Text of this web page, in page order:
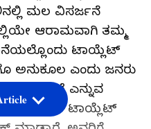
ಮಲ ವಿಸರ್ಜನೆ
ಆರಾಮವಾಗಿ ತಮ್ಮ
ಟಾಯ್ಲೆಟ್
ಅನುಕೂಲ ಎಂದು ಜನರು
ಬರ್ತಾರೆ ಎನ್ನುವ
ಜೊತೆ ಟಾಯ್ಲೆಟ್